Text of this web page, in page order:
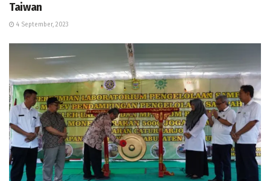
Taiwan
4 September, 2023